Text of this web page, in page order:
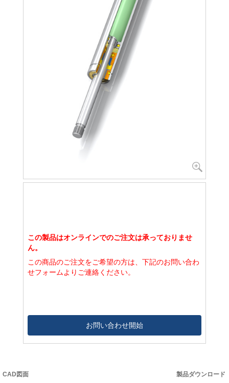
この製品はオンラインでのご注文は承っておりませ
ん。
この商品のご注文をご希望の方は、下記のお問い合わ
せフォームよりご連絡ください。
お問い合わせ開始
CAD図面 製品ダウンロード